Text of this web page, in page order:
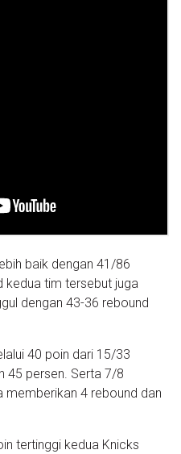
baik dengan 41/86
kedua tim tersebut juga
dengan 43-36 rebound
40 poin dari 15/33
45 persen. Serta 7/8
memberikan 4 rebound dan
tertinggi kedua Knicks